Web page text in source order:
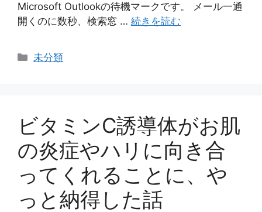
Microsoft Outlookの待機マークです。 メール一通
開くのに数秒、検索窓 … 続きを読む
カ
ー
未分類
ビタミンC誘導体がお肌
の炎症やハリに向き合
ってくれることに、や
っと納得した話